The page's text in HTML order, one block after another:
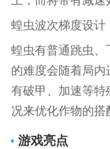
蝗虫波次梯度设计
蝗虫有普通跳虫、
的难度会随着局
有破甲、加速等
况来优化作物的搭
游戏亮点